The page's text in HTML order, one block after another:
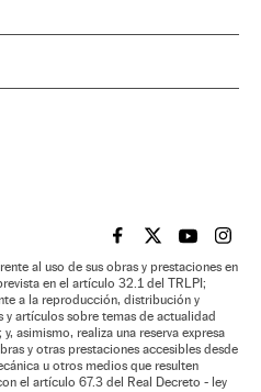
EL PAÍS BRASIL EN
EL PAÍSEL PAÍS
EL
al uso de sus obras y prestaciones en
en el artículo 32.1 del TRLPI;
a la reproducción, distribución y
artículos sobre temas de actualidad
asimismo, realiza una reserva expresa
y otras prestaciones accesibles desde
u otros medios que resulten
el artículo 67.3 del Real Decreto - ley